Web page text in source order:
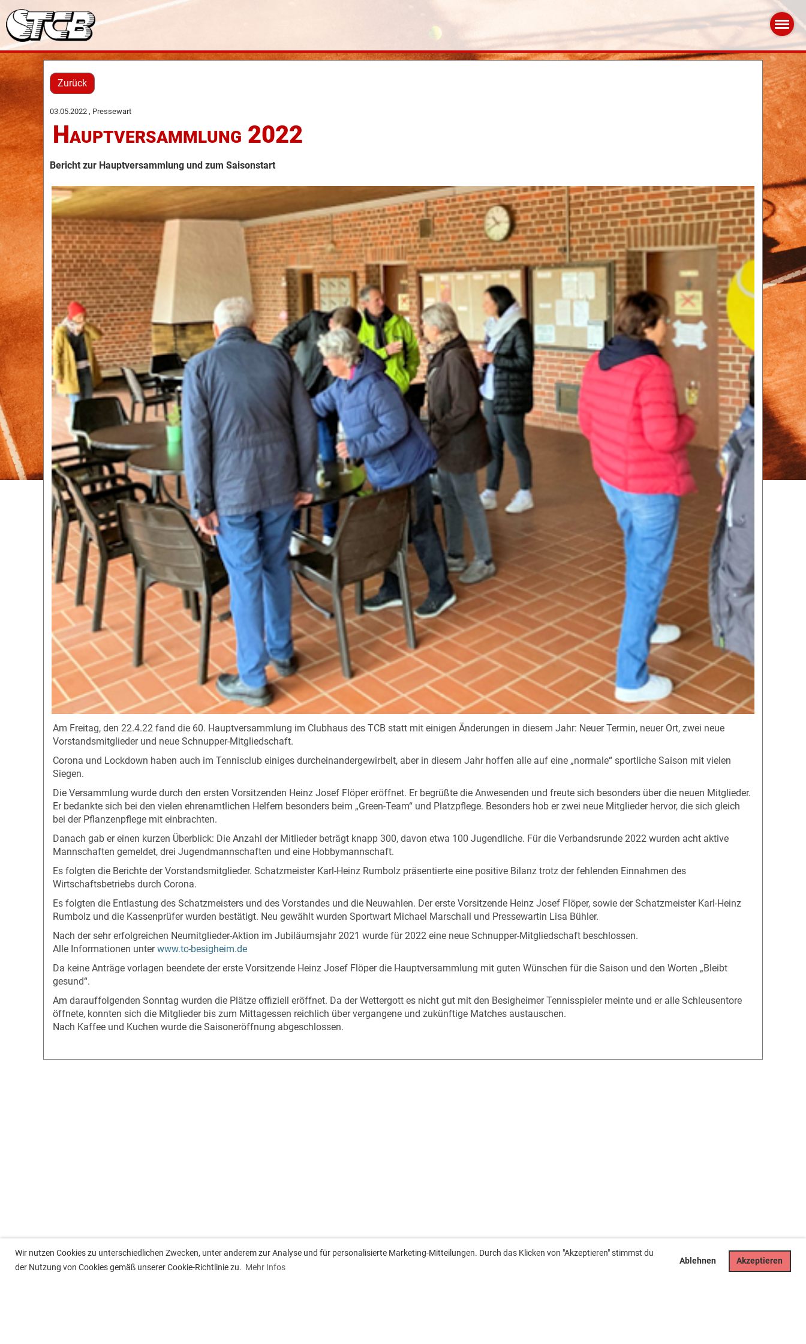
Wir nutzen Cookies zu unterschiedlichen Zwecken, unter anderem zur Analyse und für personalisierte Marketing-Mitteilungen. Durch das Klicken von "Akzeptieren" stimmst du
der Nutzung von Cookies gemäß unserer Cookie-Richtlinie zu. Mehr Infos
Ablehnen Akzeptieren
Zurück
03.05.2022 , Pressewart
Hauptversammlung 2022
Bericht zur Hauptversammlung und zum Saisonstart
Am Freitag, den 22.4.22 fand die 60. Hauptversammlung im Clubhaus des TCB statt mit einigen Änderungen in diesem Jahr: Neuer Termin, neuer Ort, zwei neue
Vorstandsmitglieder und neue Schnupper-Mitgliedschaft.
Corona und Lockdown haben auch im Tennisclub einiges durcheinandergewirbelt, aber in diesem Jahr hoffen alle auf eine „normale“ sportliche Saison mit vielen
Siegen.
Die Versammlung wurde durch den ersten Vorsitzenden Heinz Josef Flöper eröffnet. Er begrüßte die Anwesenden und freute sich besonders über die neuen Mitglieder.
Er bedankte sich bei den vielen ehrenamtlichen Helfern besonders beim „Green-Team“ und Platzpflege. Besonders hob er zwei neue Mitglieder hervor, die sich gleich
bei der Pflanzenpflege mit einbrachten.
Danach gab er einen kurzen Überblick: Die Anzahl der Mitlieder beträgt knapp 300, davon etwa 100 Jugendliche. Für die Verbandsrunde 2022 wurden acht aktive
Mannschaften gemeldet, drei Jugendmannschaften und eine Hobbymannschaft.
Es folgten die Berichte der Vorstandsmitglieder. Schatzmeister Karl-Heinz Rumbolz präsentierte eine positive Bilanz trotz der fehlenden Einnahmen des
Wirtschaftsbetriebs durch Corona.
Es folgten die Entlastung des Schatzmeisters und des Vorstandes und die Neuwahlen. Der erste Vorsitzende Heinz Josef Flöper, sowie der Schatzmeister Karl-Heinz
Rumbolz und die Kassenprüfer wurden bestätigt. Neu gewählt wurden Sportwart Michael Marschall und Pressewartin Lisa Bühler.
Nach der sehr erfolgreichen Neumitglieder-Aktion im Jubiläumsjahr 2021 wurde für 2022 eine neue Schnupper-Mitgliedschaft beschlossen.
Alle Informationen unterwww.tc-besigheim.de
Da keine Anträge vorlagen beendete der erste Vorsitzende Heinz Josef Flöper die Hauptversammlung mit guten Wünschen für die Saison und den Worten „Bleibt
gesund“.
Am darauffolgenden Sonntag wurden die Plätze offiziell eröffnet. Da der Wettergott es nicht gut mit den Besigheimer Tennisspieler meinte und er alle Schleusentore
öffnete, konnten sich die Mitglieder bis zum Mittagessen reichlich über vergangene und zukünftige Matches austauschen.
Nach Kaffee und Kuchen wurde die Saisoneröffnung abgeschlossen.